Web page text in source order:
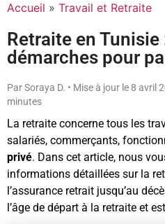
Accueil » Travail et Retraite
Retraite en
démarches pour
Par Soraya D. • Mise à jour le 8 avril
minutes
La retraite concerne tous les
salariés, commerçants,
privé. Dans cet article, nous
informations détaillées sur la
l’assurance retrait jusqu’au
l’âge de départ à la retraite et